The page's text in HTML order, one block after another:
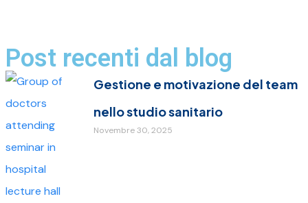
Post recenti dal blog
Gestione e motivazione del team
nello studio sanitario
Novembre 30, 2025